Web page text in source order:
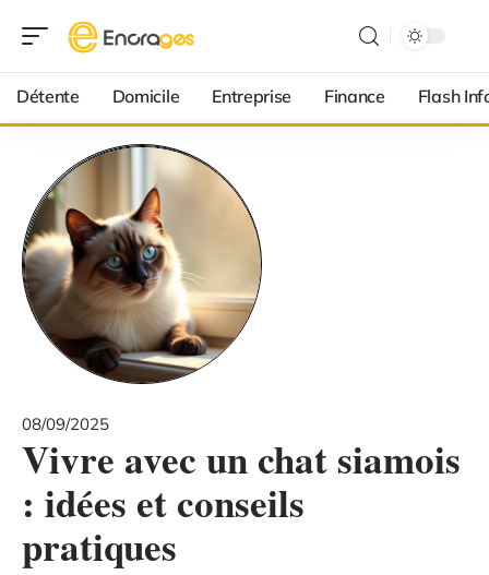
Détente Domicile Entreprise Finance Flash
08/09/2025
Vivre avec un chat siamois
: idées et conseils
pratiques